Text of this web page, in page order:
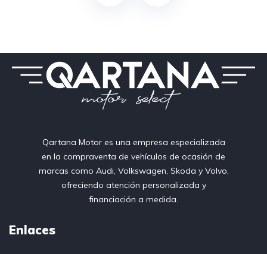
Qartana Motor es una empresa especializada
en la compraventa de vehículos de ocasión de
marcas como Audi, Volkswagen, Skoda y Volvo,
ofreciendo atención personalizada y
financiación a medida.
Enlaces